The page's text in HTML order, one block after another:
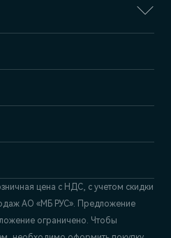
399 Б/1
цена c НДС, с учетом скидки
АО «МБ РУС». Предложение
ограничено. Чтобы